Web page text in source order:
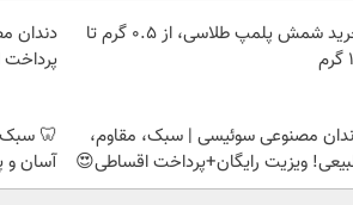
خرید شمش پلمپ طلاسی، از ۰.۵ گرم تا
دندان
مصنوعی سوئیسی | سبک، مقاوم،
ویزیت رایگان+پرداخت اقساطی😍
🦷
آسان و